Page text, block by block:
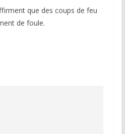
que des coups de feu
de foule.